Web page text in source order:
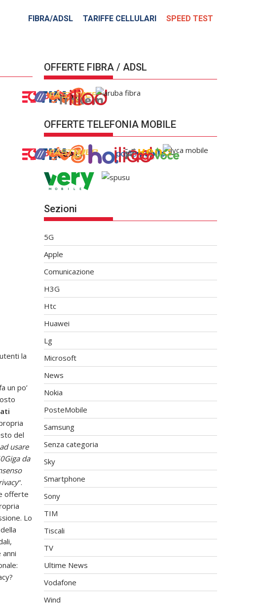
FIBRA/ADSL TARIFFE CELLULARI SPEED TEST
la
un po’
del
usare
da
“.
offerte
Lo
OFFERTE FIBRA / ADSL
OFFERTE TELEFONIA MOBILE
Sezioni
5G
Apple
Comunicazione
H3G
Htc
Huawei
Lg
Microsoft
News
Nokia
PosteMobile
Samsung
Senza categoria
Sky
Smartphone
Sony
TIM
Tiscali
TV
Ultime News
Vodafone
Wind